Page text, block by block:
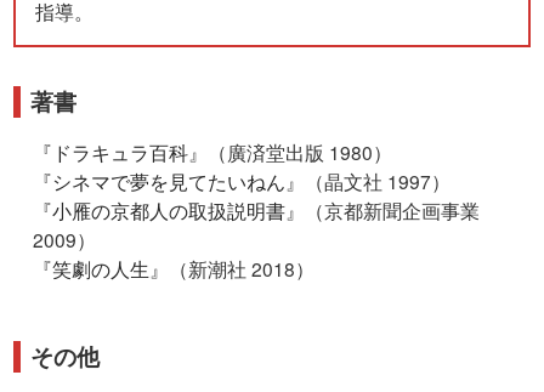
指導。
著書
『 ドラキュラ百科』（廣済堂出版 1980）
『シネマで夢を見てたいねん 』（晶文社 1997）
『小雁の京都人の取扱説明書』（京都新聞企画事業
2009）
『笑劇の人生 』（新潮社 2018）
その他